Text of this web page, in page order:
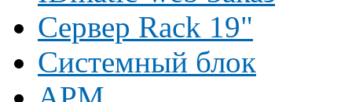
Сервер Rack 19"
Системный блок